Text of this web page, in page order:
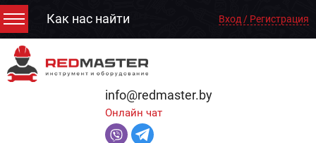
Как нас найти Вход / Регистрация
info@redmaster.by
Онлайн чат